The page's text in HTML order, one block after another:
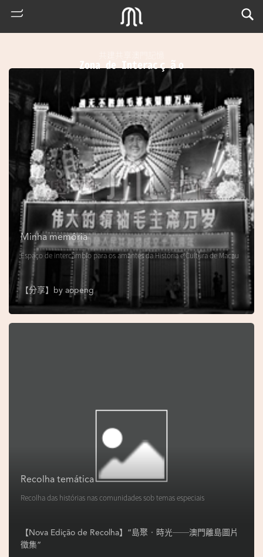
Zona de Interacção
Minha memória
Espaço de intercâmbio para os amantes da História e Cultura de Macau
【分享】by aopeng
Recolha temática
Recolha das histórias nas comunidades sob temas especiais
【Nova Edição de Recolha】“島聚‧時光──澳門離島圖片
徵集”